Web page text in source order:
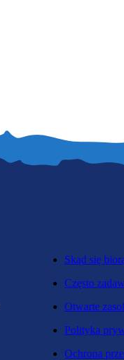
Skąd się
Często
Otwarte
Polityka
Ochrona